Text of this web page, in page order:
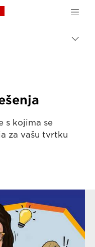
Canon Logo, back to
s kojima se
za vašu tvrtku